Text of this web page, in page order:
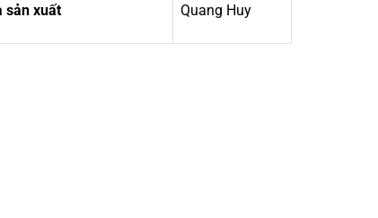
sản xuất Quang Huy